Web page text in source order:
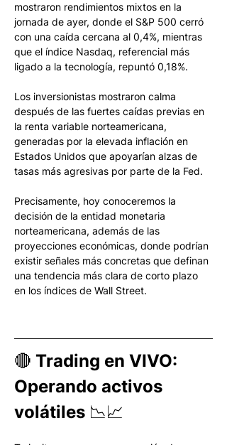
mostraron rendimientos mixtos en la
jornada de ayer, donde el S&P 500 cerró
con una caída cercana al 0,4%, mientras
que el índice Nasdaq, referencial más
ligado a la tecnología, repuntó 0,18%.
Los inversionistas mostraron calma
después de las fuertes caídas previas en
la renta variable norteamericana,
generadas por la elevada inflación en
Estados Unidos que apoyarían alzas de
tasas más agresivas por parte de la Fed.
Precisamente, hoy conoceremos la
decisión de la entidad monetaria
norteamericana, además de las
proyecciones económicas, donde podrían
existir señales más concretas que definan
una tendencia más clara de corto plazo
en los índices de Wall Street.
🔴 Trading en VIVO:
Operando activos
volátiles 📉📈